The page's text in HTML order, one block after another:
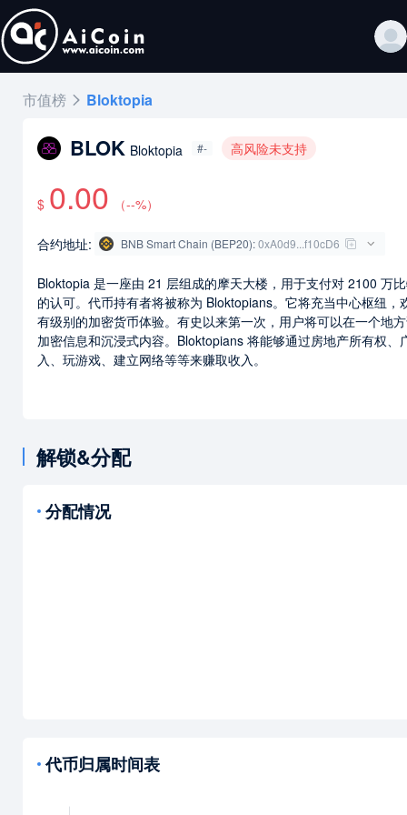
市值榜 Bloktopia
BLOK Bloktopia #- 高风险未支持
$ 0.00 （--%）
合约地址: BNB Smart Chain (BEP20):0xA0d9...f10cD6
Bloktopia 是一座由 21 层组成的摩天大楼，用于支付对 2100 万
的认可。代币持有者将被称为 Bloktopians。它将充当中心枢纽，
有级别的加密货币体验。有史以来第一次，用户将可以在一个地
加密信息和沉浸式内容。Bloktopians 将能够通过房地产所有权、
入、玩游戏、建立网络等等来赚取收入。
解锁&分配
分配情况
代币归属时间表